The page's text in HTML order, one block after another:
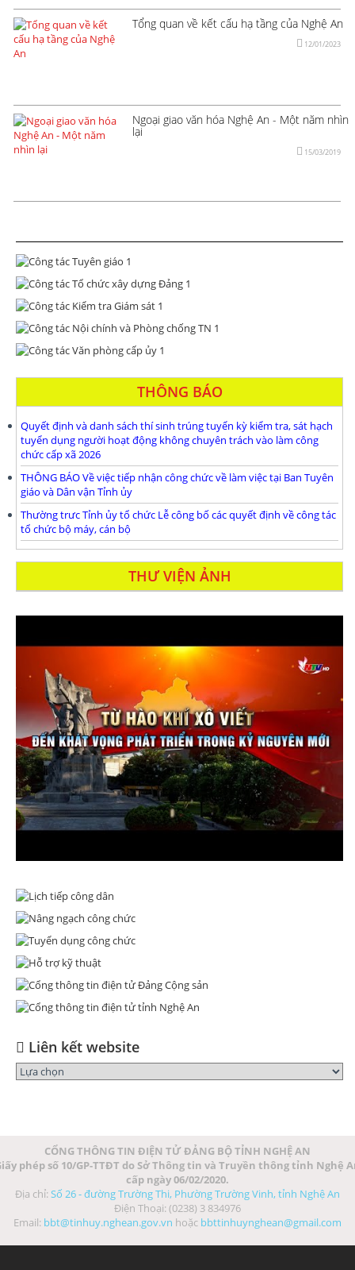
Tổng quan về kết cấu hạ tầng của Nghệ An
12/01/2023
Ngoại giao văn hóa Nghệ An - Một năm nhìn
lại
15/03/2019
THÔNG BÁO
Quyết định và danh sách thí sinh trúng tuyển kỳ kiểm tra, sát hạch
tuyển dụng người hoạt động không chuyên trách vào làm công
chức cấp xã 2026
THÔNG BÁO Về việc tiếp nhận công chức về làm việc tại Ban Tuyên
giáo và Dân vận Tỉnh ủy
Thường trưc Tỉnh ủy tổ chức Lễ công bố các quyết định về công tác
tổ chức bộ máy, cán bộ
THƯ VIỆN ẢNH
Liên kết website
CỔNG THÔNG TIN ĐIỆN TỬ ĐẢNG BỘ TỈNH NGHỆ AN
phép số 10/GP-TTĐT do Sở Thông tin và Truyền thông tỉnh Nghệ
cấp ngày 06/02/2020.
Địa chỉ: Số 26 - đường Trường Thi, Phường Trường Vinh, tỉnh Nghệ An
Điện Thoại: (0238) 3 834976
Email: bbt@tinhuy.nghean.gov.vn hoặc bbttinhuynghean@gmail.com